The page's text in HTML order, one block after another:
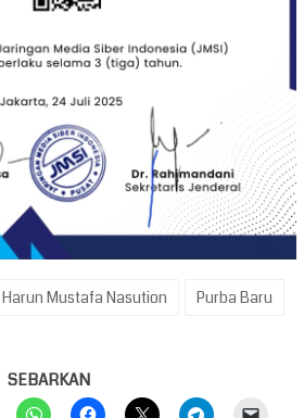
Harun Mustafa Nasution
Purba Baru
SEBARKAN